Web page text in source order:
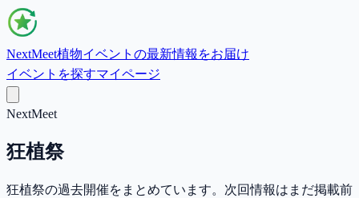
NextMeet植物イベントの最新情報をお届け
イベントを探すマイページ
NextMeet
狂植祭
狂植祭の過去開催をまとめています。次回情報はまだ掲載前